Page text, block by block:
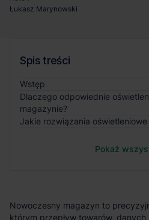
Łukasz Marynowski
Spis treści
Wstęp
Dlaczego odpowiednie
magazynie?
Jakie rozwiązania
Pokaż